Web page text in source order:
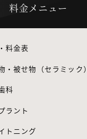
料金メニュー
料金表
・被せ物（セラミック）
科
ラント
トニング